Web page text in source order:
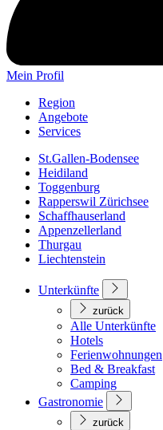
Mein Profil
Region
Angebote
Services
St.Gallen-Bodensee
Heidiland
Toggenburg
Rapperswil Zürichsee
Schaffhauserland
Appenzellerland
Thurgau
Liechtenstein
Unterkünfte
zurück
Alle Unterkünfte
Hotels
Ferienwohnungen
Bed & Breakfast
Camping
Gastronomie
zurück